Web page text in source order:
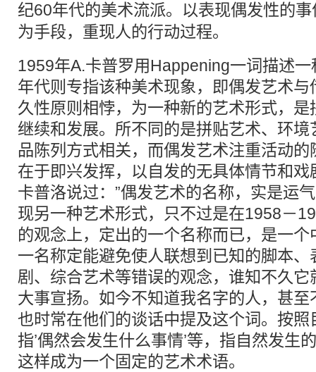
纪60年代的美术流派。以表现偶发性的
为手段，重现人的行动过程。
1959年A.卡普罗用Happening一词描述
年代则专指该种美术现象，即偶发艺术
久性原则相悖，为一种新的艺术形式，
继续和发展。所不同的是拼贴艺术、环
品陈列方式相关，而偶发艺术注重活动
在于即兴发挥，以自发的无具体情节和
卡普洛说过：”偶发艺术的名称，实是运
现另一种艺术形式，只不过是在1958－
的观念上，定出的一个名称而已，是一
一名称定能避免使人联想到已知的脚本
剧、综合艺术等错误的观念，谁知不久
大事宣扬。如今不知道我名字的人，甚
也时常在他们的谈话中提及这个词。按
指’偶然会发生什么事情’等，指自然发生
这样成为一个固定的艺术术语。